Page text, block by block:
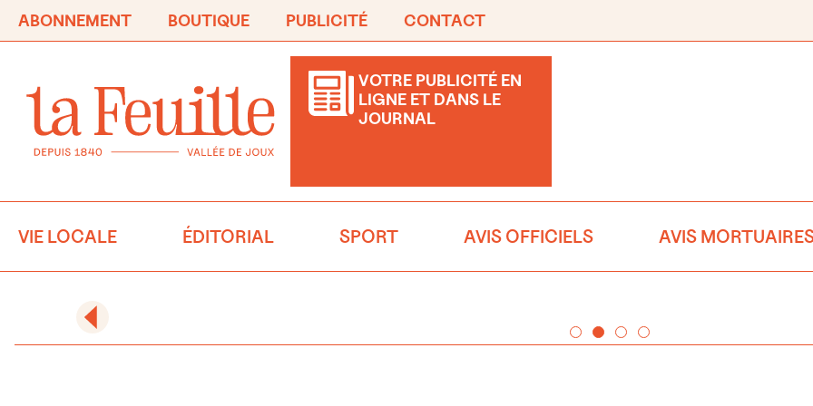
ABONNEMENT BOUTIQUE PUBLICITÉ CONTACT
VOTRE PUBLICITÉ EN
LIGNE ET DANS LE
JOURNAL
VIE LOCALE ÉDITORIAL SPORT AVIS OFFICIELS AVIS